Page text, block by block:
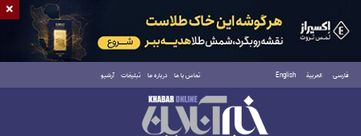
فارسی العربية English تماس با ما درباره ما تبلیغات آرشیو
یکشنبه ۱۸ مرداد ۱۴۰۵
×